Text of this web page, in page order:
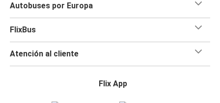
Autobuses por Europa
FlixBus
Atención al cliente
Flix App